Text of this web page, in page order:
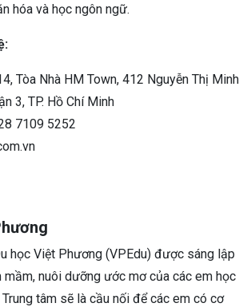
hóa và học ngôn ngữ.
Tòa Nhà HM Town, 412 Nguyễn Thị Minh
3, TP. Hồ Chí Minh
7109 5252
học Việt Phương (VPEdu) được sáng lập
nuôi dưỡng ước mơ của các em học
tâm sẽ là cầu nối để các em có cơ